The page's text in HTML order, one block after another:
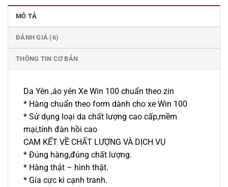
MÔ TẢ
ĐÁNH GIÁ (6)
THÔNG TIN CƠ BẢN
Da Yên ,áo yên Xe Win 100 chuẩn theo zin
* Hàng chuẩn theo form dành cho xe Win 100
* Sử dụng loại da chất lượng cao cấp,mềm
mại,tính đàn hồi cao
CAM KẾT VỀ CHẤT LƯỢNG VÀ DỊCH VỤ
* Đúng hàng,đúng chất lượng.
* Hàng thật – hình thật.
* Gía cực kì cạnh tranh.